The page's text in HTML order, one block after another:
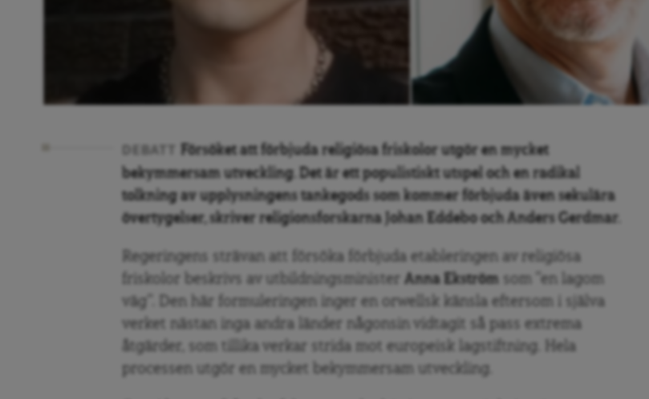
DEBATT
Försöket att förbjuda religiösa friskolor utgör en mycket
bekymmersam utveckling. Det är ett populistiskt utspel och en radikal
tolkning av upplysningens tankegods som kommer förbjuda även sekulära
övertygelser, skriver religionsforskarna Johan Eddebo och Anders Gerdmar.
Regeringens strävan att försöka förbjuda etableringen av religiösa
friskolor beskrivs av utbildningsminister Anna Ekström som ”en lagom
väg”. Den här formuleringen inger en orwellsk känsla eftersom i själva
verket nästan inga andra länder någonsin vidtagit så pass extrema
åtgärder, som tillika verkar strida mot europeisk lagstiftning. Hela
processen utgör en mycket bekymmersam utveckling.